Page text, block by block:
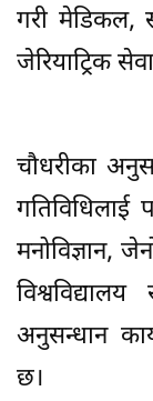
गरी मेडिकल,
जेरियाट्रिक
चौधरीका
गतिविधिलाई
मनोविज्ञान,
अनुसन्धान
छ।